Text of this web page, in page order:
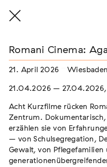
THE THREAD THAT
Extern
22. Juli 2026 - 04.
Romani Cinema:
21. April 2026 Wiesbaden
21.04.2026 – 27.04.2026,
Acht Kurzfilme rücken
Zentrum.
erzählen sie von
– von Schulsegregation,
Gewalt, von Pflegefamilien